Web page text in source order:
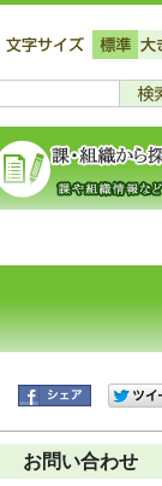
お問い合わせ